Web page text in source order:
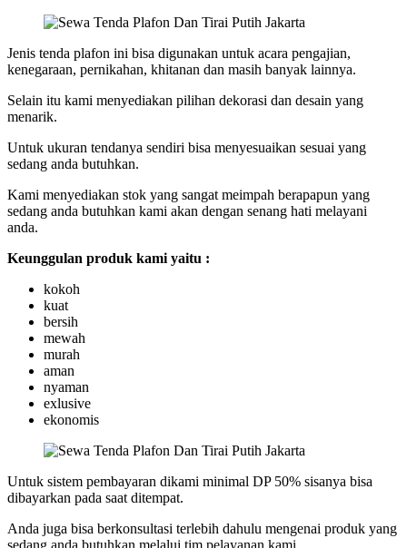
Jenis tenda plafon ini bisa digunakan untuk acara pengajian,
kenegaraan, pernikahan, khitanan dan masih banyak lainnya.
Selain itu kami menyediakan pilihan dekorasi dan desain yang
menarik.
Untuk ukuran tendanya sendiri bisa menyesuaikan sesuai yang
sedang anda butuhkan.
Kami menyediakan stok yang sangat meimpah berapapun yang
sedang anda butuhkan kami akan dengan senang hati melayani
anda.
Keunggulan produk kami yaitu :
kokoh
kuat
bersih
mewah
murah
aman
nyaman
exlusive
ekonomis
Untuk sistem pembayaran dikami minimal DP 50% sisanya bisa
dibayarkan pada saat ditempat.
Anda juga bisa berkonsultasi terlebih dahulu mengenai produk yang
sedang anda butuhkan melalui tim pelayanan kami.